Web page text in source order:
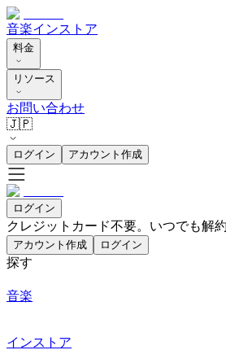
音楽インストア
料金
リソース
お問い合わせ
🇯🇵
ログイン アカウント作成
ログイン
クレジットカード不要。いつでも解約
アカウント作成 ログイン
探す
音楽
インストア